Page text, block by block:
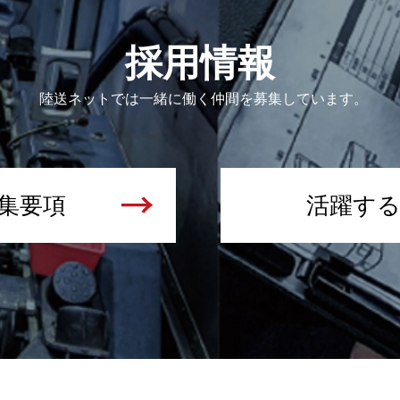
採用情報
陸送ネットでは一緒に働く仲間を募集しています。
要項 活躍す